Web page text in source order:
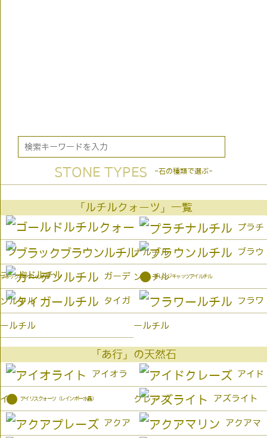
STONE TYPES -石の種類で選ぶ-
「ルチルクォーツ」一覧
ゴールドルチル
プラチ
ナルチル
ブラックブラウンルチル
ブラウ
ンルチル
ガーデ
ンルチル
● オレンジキャッツアイルチル
タイガ
ールチル
フラワ
ールチル
「あ行」の天然石
アイオラ
イト
アイド
クレーズ
● アイリスクォーツ（レインボー水晶） アズライト
アクア アクアマ